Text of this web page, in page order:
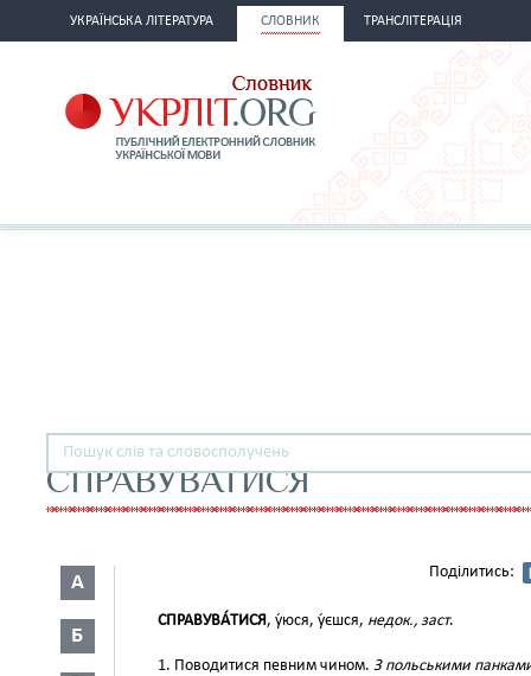
УКРАЇНСЬКА ЛІТЕРАТУРА СЛОВНИК ТРАНСЛІТЕРАЦІЯ
СПРАВУВАТИСЯ
А
Б
Поділитись:
СПРАВУВА́ТИСЯ, у́юся, у́єшся, недок., заст.
1. Поводитися певним чином. З польськими